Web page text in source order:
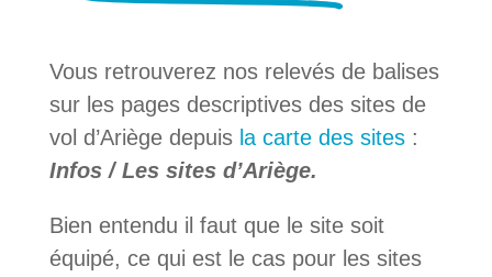
Vous retrouverez nos relevés de balises
sur les pages descriptives des sites de
vol d’Ariège depuis la carte des sites:
Infos / Les sites d’Ariège.
Bien entendu il faut que le site soit
équipé, ce qui est le cas pour les sites